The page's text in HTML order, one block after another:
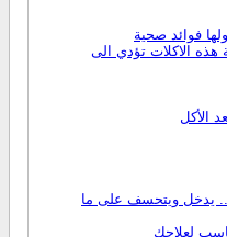
فوائد صحية
هذه الاكلات تؤدي الى
الأكل
باليوم.. يدخل ويتحسف على ما
لعلاجك